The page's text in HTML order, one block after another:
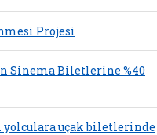
Projesi
Sinema Biletlerine %40
yolculara uçak biletlerinde